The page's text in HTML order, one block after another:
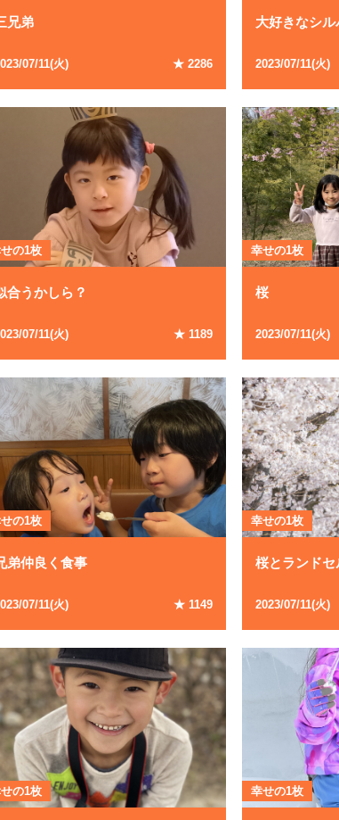
兄弟
/07/11(火) ★ 2286
大好きなシ
2023/07/11(火)
の1枚
合うかしら？
/07/11(火) ★ 1189
幸せの1枚
桜
2023/07/11(火)
の1枚
弟仲良く食事
/07/11(火) ★ 1149
幸せの1枚
桜とランドセ
2023/07/11(火)
の1枚 幸せの1枚